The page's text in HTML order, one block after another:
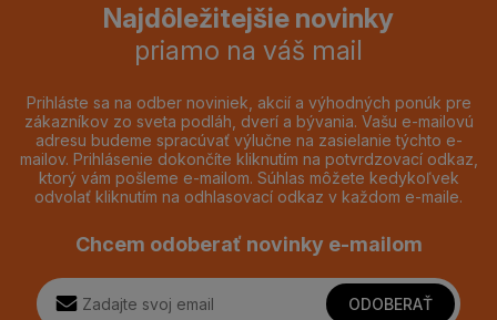
Najdôležitejšie novinky
priamo na váš mail
Prihláste sa na odber noviniek, akcií a výhodných ponúk pre
zákazníkov zo sveta podláh, dverí a bývania. Vašu e-mailovú
adresu budeme spracúvať výlučne na zasielanie týchto e-
mailov. Prihlásenie dokončíte kliknutím na potvrdzovací odkaz,
ktorý vám pošleme e-mailom. Súhlas môžete kedykoľvek
odvolať kliknutím na odhlasovací odkaz v každom e-maile.
Chcem odoberať novinky e-mailom
ODOBERAŤ